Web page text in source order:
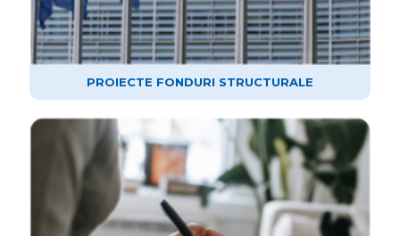
PROIECTE FONDURI STRUCTURALE